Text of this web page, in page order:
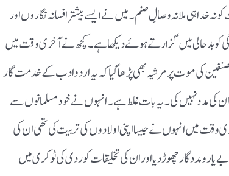
نہ خدا ہی ملا نہ وصالِ صنم ۔میں نے ایسے بیشتر افسانہ نگاروں اور
کو بدحالی میں گزارتے ہوۓ دیکھا ہے ۔کچھ نے آخری وقت میں
مصنفین کی موت پر مرثیہ بھی پڑھا گیا کہ یہ اردو ادب کے خدمت گار
کی مدد نہیں کی ۔یہ بات غلط ہے ۔انہوں نے خود مسلمانوں سے
وقت میں انہوں نے جیسا اپنی اولادوں کی تربیت کی تھی ان کی
یارو مددگار چھوڑ دیا اور ان کی تخلیقات کو ردی کی ٹوکری میں